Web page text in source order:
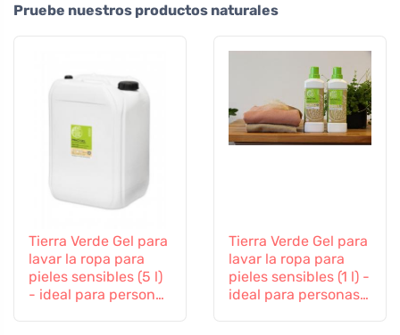
Pruebe nuestros productos naturales
Tierra Verde Gel para
lavar la ropa para
pieles sensibles (5 l)
- ideal para personas
Tierra Verde Gel para
lavar la ropa para
pieles sensibles (1 l) -
ideal para personas